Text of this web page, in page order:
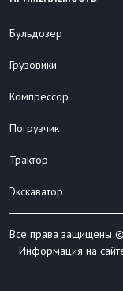
Бульдозер
Грузовики
Компрессор
Погрузчик
Трактор
Экскаватор
Все права защищены ©
Информация на